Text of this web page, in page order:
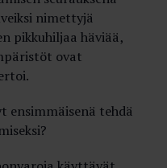
nimettyjä
pikkuhiljaa häviää,
ovat
ensimmäisenä tehdä